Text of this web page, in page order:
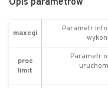
maxcgi
Parametr
proc
limit
Parametr